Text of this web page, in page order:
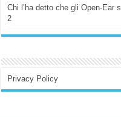
Chi l’ha detto che gli Open-Ear
2
Privacy Policy